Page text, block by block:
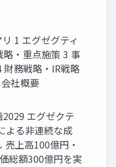
1 エグゼグティ
・重点施策 3 事
財務戦略・IR戦略
社概要
エグゼクテ
よる非連続な成
上高100億円・
総額300億円を実